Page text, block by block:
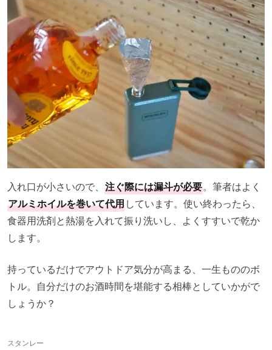
入れ口が小さいので、 注ぐ際には漏斗が必要。筆者はよく
アルミホイルを巻いて代用しています。使い終わったら、
食器用洗剤と熱湯を入れて振り洗いし、よくすすいで乾か
します。
持っているだけでアウトドア気分が高まる、一生もののボ
トル。自分だけのお酒時間を堪能する相棒としていかがで
しょうか？
スタンレー